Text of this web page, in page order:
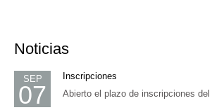
Noticias
SEP
07
Inscripciones
Abierto el plazo de inscripciones del